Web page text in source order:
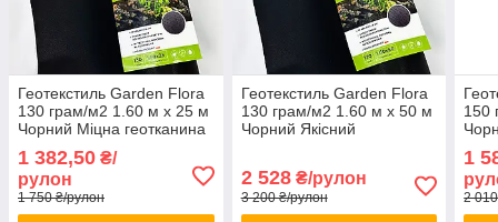
Геотекстиль Garden Flora
130 грам/м2 1.60 м х 25 м
Чорний Міцна геотканина
для ландшафту Садова
геотканина
1 382,50 ₴/
рулон
1 750 ₴/рулон
Геотекстиль Garden Flora
130 грам/м2 1.60 м х 50 м
Чорний Якісний
2 528₴/рулон
3 200 ₴/рулон
150
1
2